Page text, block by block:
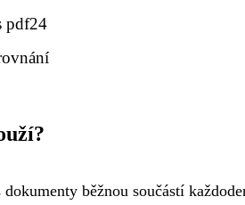
pdf24
běžnou součástí